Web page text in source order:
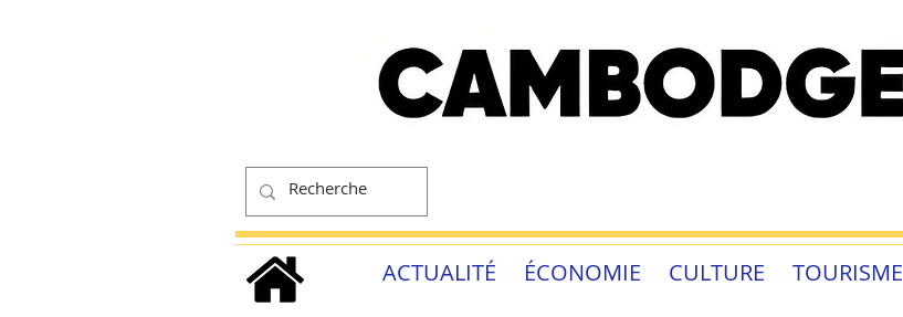
ACTUALITÉ ÉCONOMIE CULTURE TOURISME